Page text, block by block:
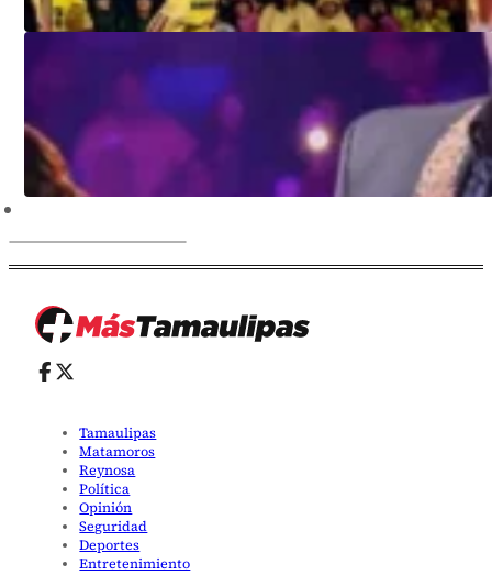
Tamaulipas
Matamoros
Reynosa
Política
Opinión
Seguridad
Deportes
Entretenimiento